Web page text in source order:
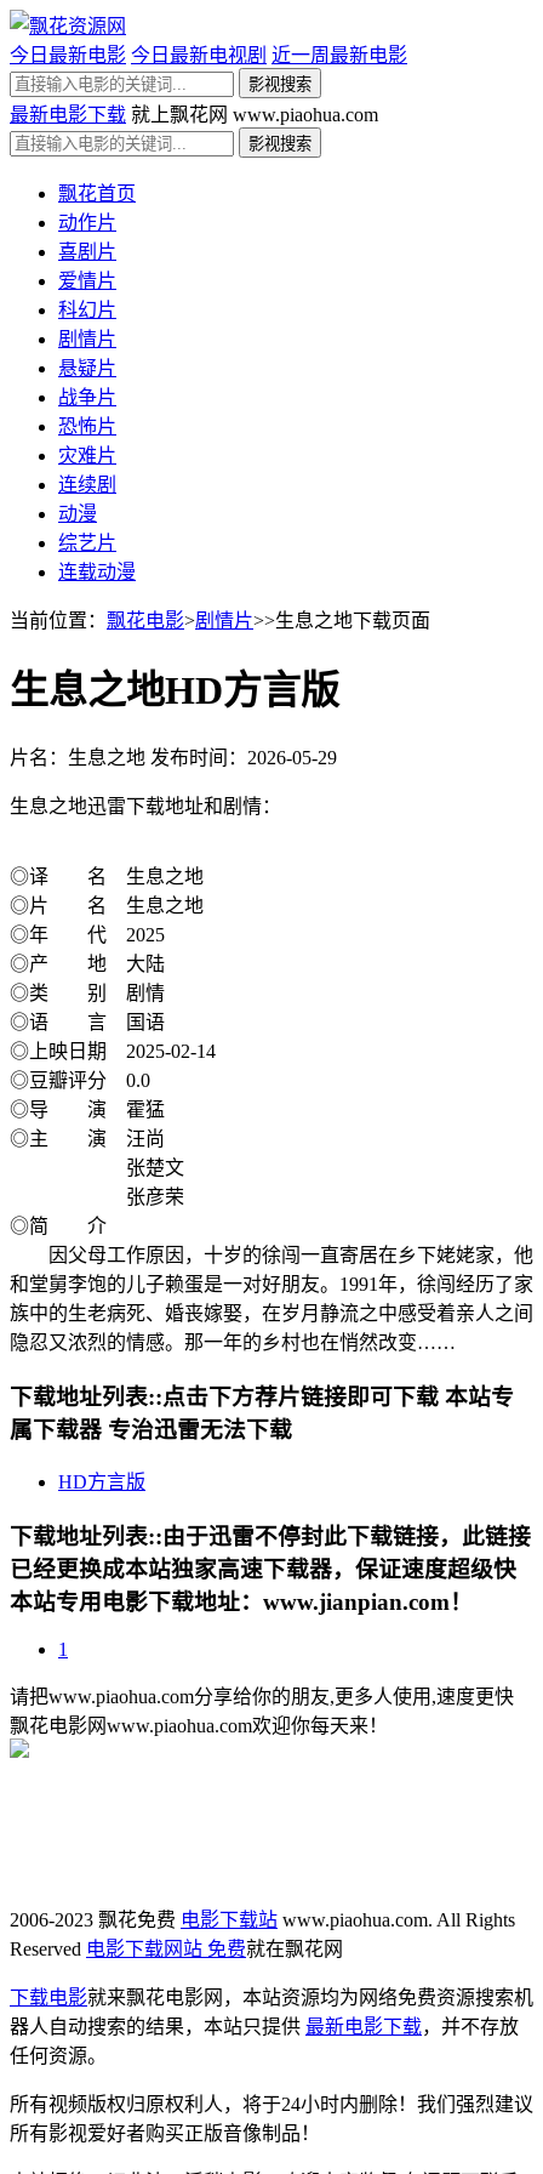
今日最新电影 今日最新电视剧 近一周最新电影
最新电影下载 就上飘花网 www.piaohua.com
飘花首页
动作片
喜剧片
爱情片
科幻片
剧情片
悬疑片
战争片
恐怖片
灾难片
连续剧
动漫
综艺片
连载动漫
当前位置： 飘花电影>剧情片>>生息之地下载页面
生息之地HD方言版
片名：生息之地 发布时间：2026-05-29
生息之地迅雷下载地址和剧情：
◎译 名 生息之地
◎片 名 生息之地
◎年 代 2025
◎产 地 大陆
◎类 别 剧情
◎语 言 国语
◎上映日期 2025-02-14
◎豆瓣评分 0.0
◎导 演 霍猛
◎主 演 汪尚
张楚文
张彦荣
◎简 介
因父母工作原因，十岁的徐闯一直寄居在乡下姥姥家，他
和堂舅李饱的儿子赖蛋是一对好朋友。1991年，徐闯经历了家
族中的生老病死、婚丧嫁娶，在岁月静流之中感受着亲人之间
隐忍又浓烈的情感。那一年的乡村也在悄然改变……
下载地址列表::点击下方荐片链接即可下载 本站专
属下载器 专治迅雷无法下载
HD方言版
下载地址列表::由于迅雷不停封此下载链接，此链接
已经更换成本站独家高速下载器，保证速度超级快
本站专用电影下载地址：www.jianpian.com！
1
请把www.piaohua.com分享给你的朋友,更多人使用,速度更快
飘花电影网www.piaohua.com欢迎你每天来！
2006-2023 飘花免费 电影下载站 www.piaohua.com. All Rights
Reserved 电影下载网站 免费就在飘花网
下载电影就来飘花电影网，本站资源均为网络免费资源搜索机
器人自动搜索的结果，本站只提供 最新电影下载，并不存放
任何资源。
所有视频版权归原权利人，将于24小时内删除！我们强烈建议
所有影视爱好者购买正版音像制品！